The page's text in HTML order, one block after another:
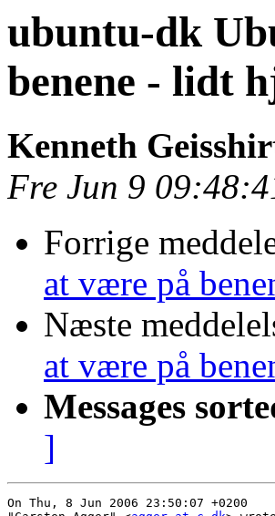
ubuntu-dk
benene - lidt
Kenneth
Fre Jun 9
Forrige
at være på
Næste
at være på
Messages
]
On Thu, 8 Jun 2006 23:50:07 +0200